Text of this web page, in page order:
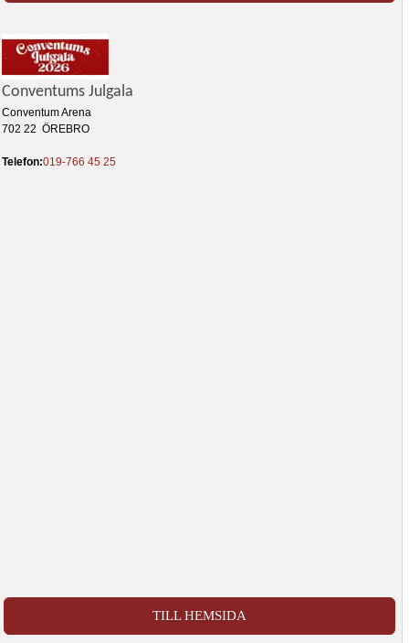
Conventums Julgala
Conventum Arena
702 22 ÖREBRO
Telefon:019-766 45 25
TILL HEMSIDA